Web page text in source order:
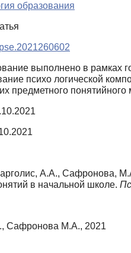
образования
выполнено в рамках
психо логической
предметного
А.А., Сафронова,
в начальной школе.
Сафронова М.А., 2021